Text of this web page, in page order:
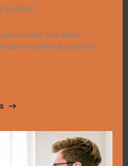
en tête?
concrétiser vos idées.
de ce que nous pouvons